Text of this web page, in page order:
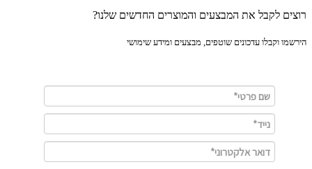
לקבל את המבצעים והמוצרים החדשים שלנו?
וקבלו עדכונים שוטפים, מבצעים ומידע שימושי